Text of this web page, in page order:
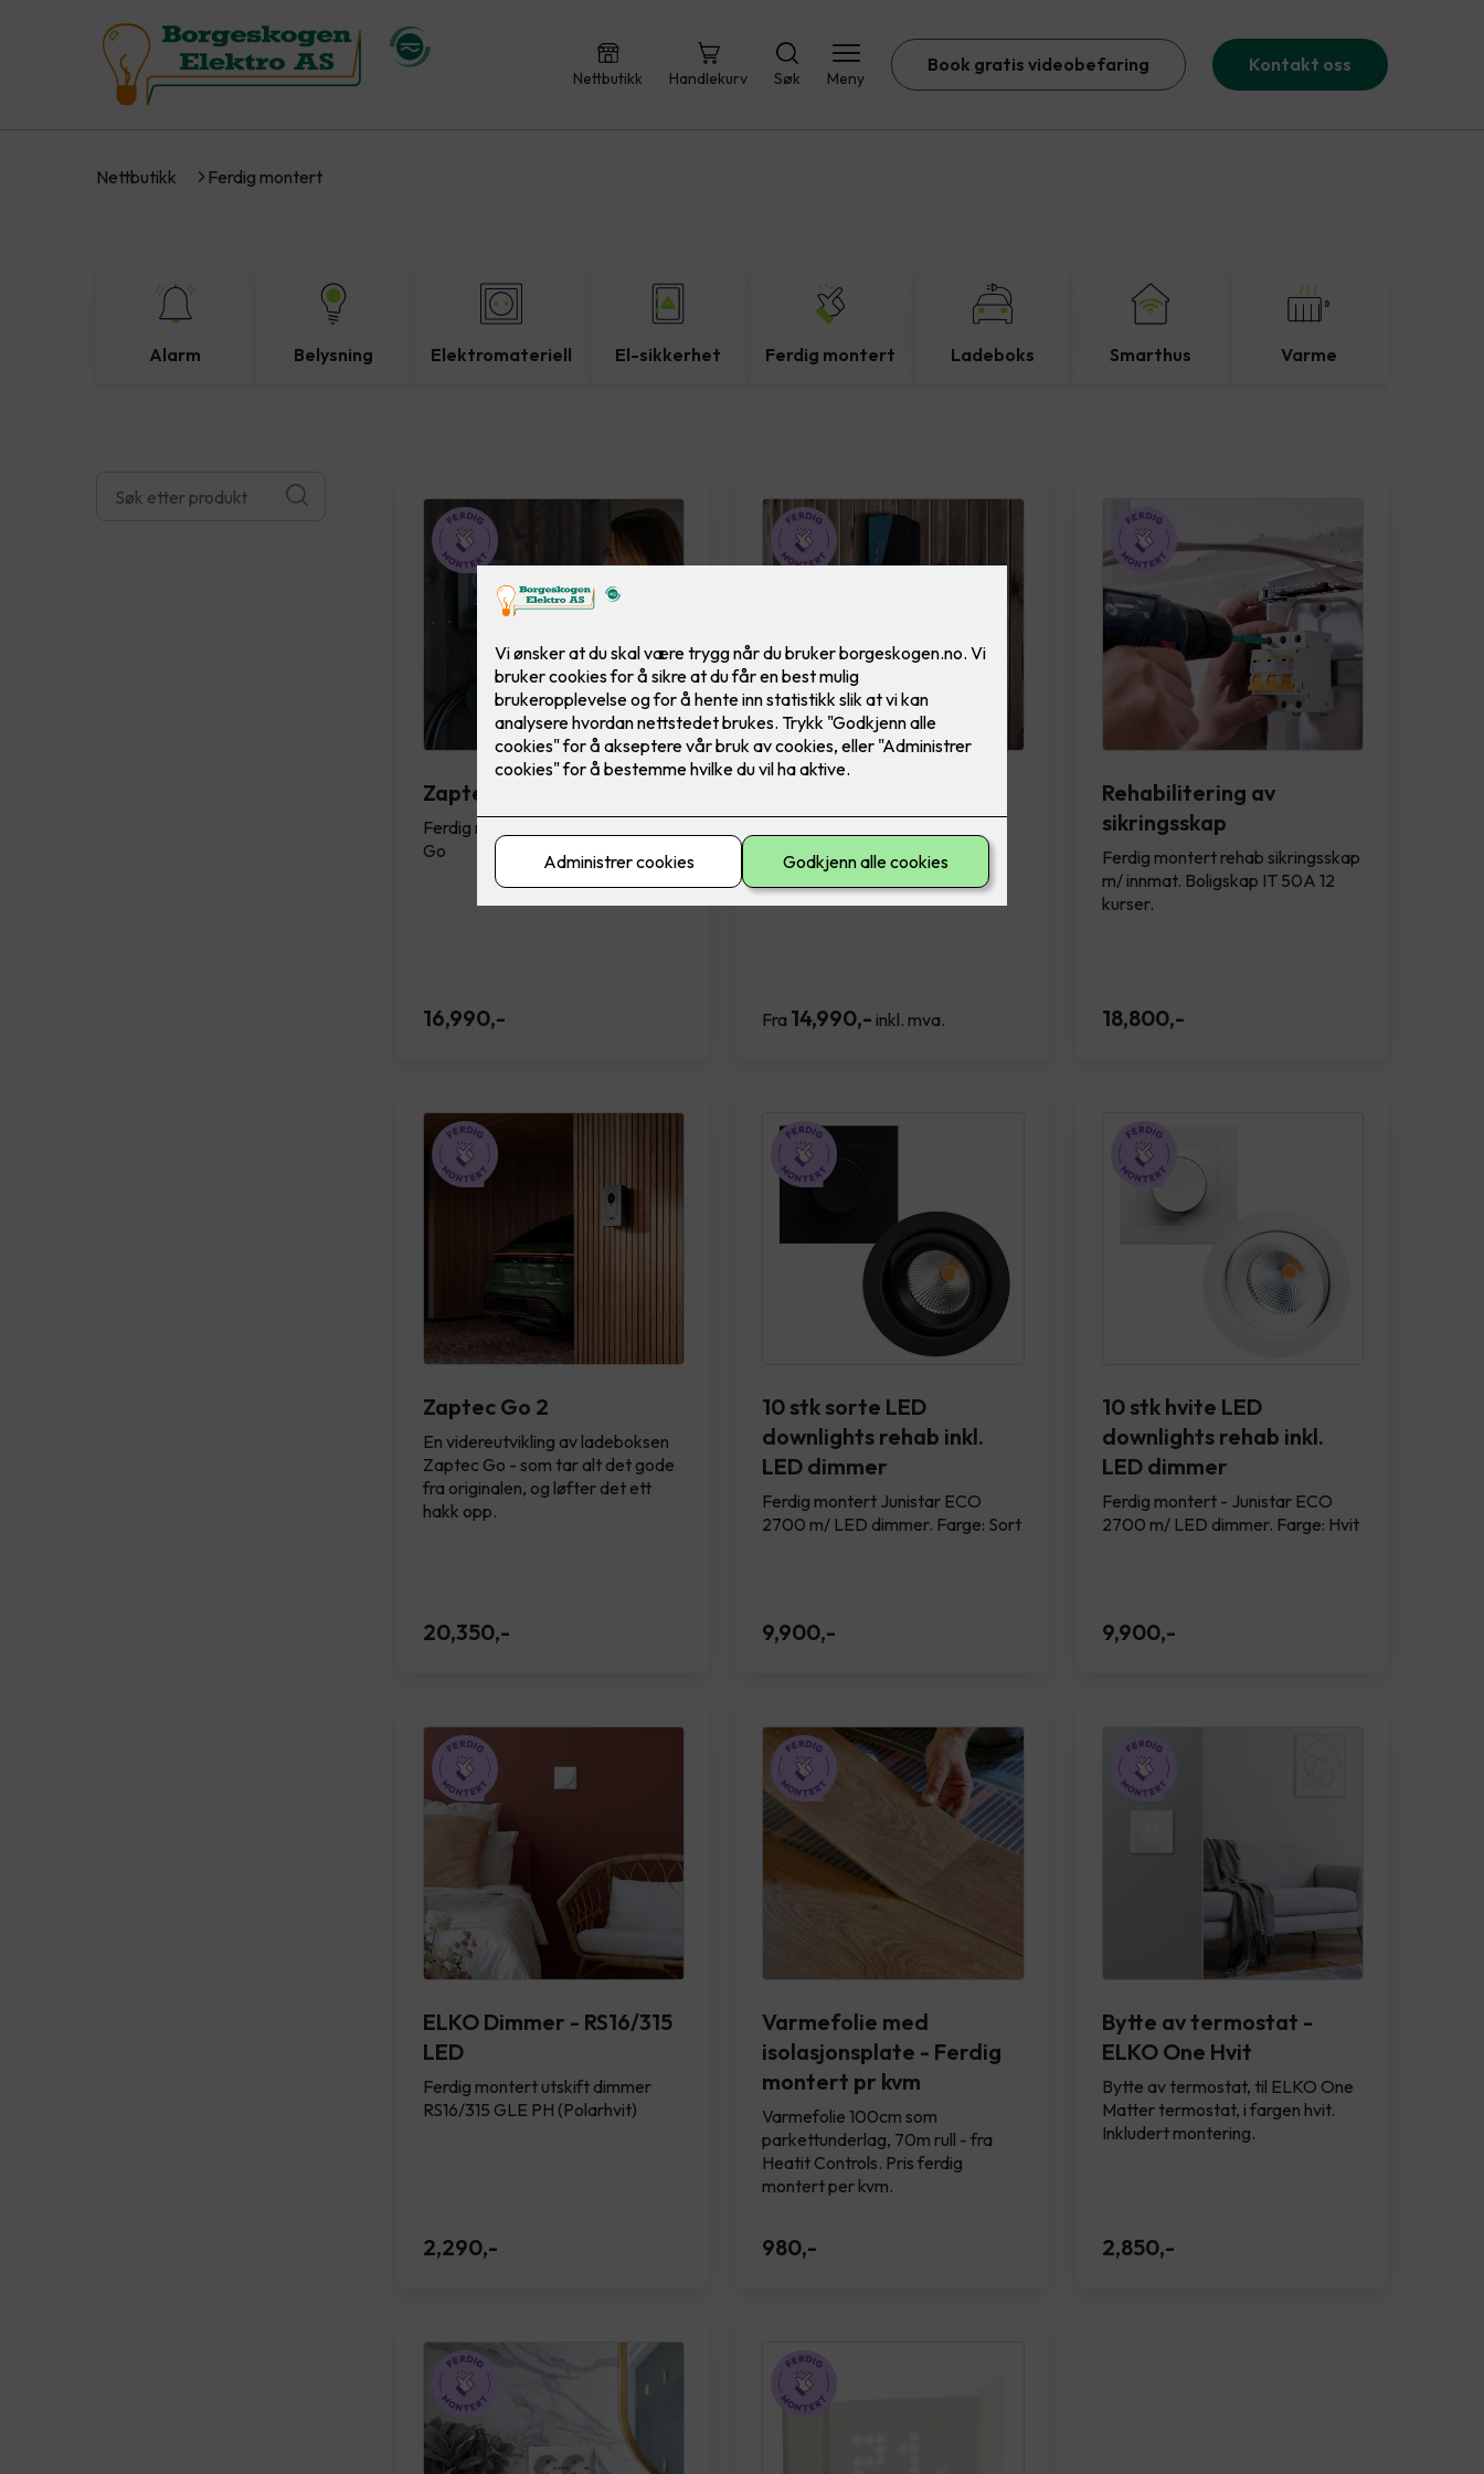
Nettbutikk Handlekurv Søk Meny
Book gratis videobefaring Kontakt oss
Nettbutikk Ferdig montert
Alarm Belysning Elektromateriell El-sikkerhet Ferdig montert Ladeboks Smarthus Varme
Zaptec Go
Ferdig montert elbillader - Zaptec
Go
16,990,-
Charge UP er liten, smart og full
av kraft.
Fra 14,990,- inkl. mva.
Rehabilitering av
sikringsskap
Ferdig montert rehab sikringsskap
m/ innmat. Boligskap IT 50A 12
kurser.
18,800,-
Zaptec Go 2
En videreutvikling av ladeboksen
Zaptec Go - som tar alt det gode
fra originalen, og løfter det ett
hakk opp.
20,350,-
10 stk sorte LED
downlights rehab inkl.
LED dimmer
Ferdig montert Junistar ECO
2700 m/ LED dimmer. Farge: Sort
9,900,-
10 stk hvite LED
downlights rehab inkl.
LED dimmer
Ferdig montert - Junistar ECO
2700 m/ LED dimmer. Farge: Hvit
9,900,-
ELKO Dimmer - RS16/315
LED
Ferdig montert utskift dimmer
RS16/315 GLE PH (Polarhvit)
2,290,-
Varmefolie med
isolasjonsplate - Ferdig
montert pr kvm
Varmefolie 100cm som
parkettunderlag, 70m rull - fra
Heatit Controls. Pris ferdig
montert per kvm.
980,-
Bytte av termostat -
ELKO One Hvit
Bytte av termostat, til ELKO One
Matter termostat, i fargen hvit.
Inkludert montering.
2,850,-